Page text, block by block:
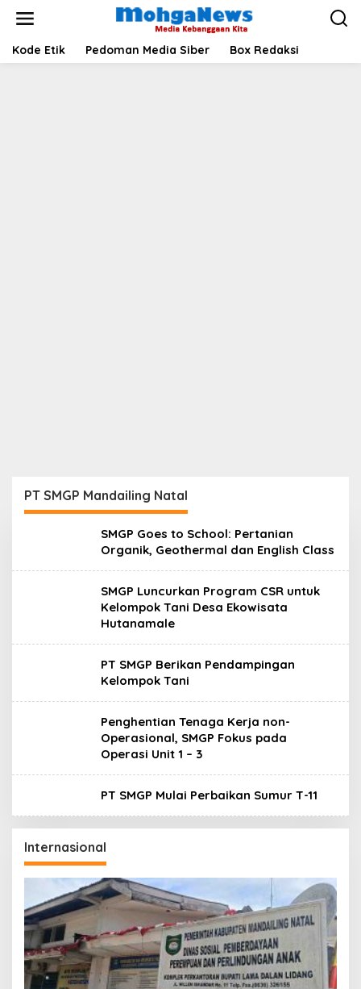
Kode Etik Pedoman Media Siber Box Redaksi
PT SMGP Mandailing Natal
SMGP Goes to School: Pertanian
Organik, Geothermal dan English Class
SMGP Luncurkan Program CSR untuk
Kelompok Tani Desa Ekowisata
Hutanamale
PT SMGP Berikan Pendampingan
Kelompok Tani
Penghentian Tenaga Kerja non-
Operasional, SMGP Fokus pada
Operasi Unit 1 – 3
PT SMGP Mulai Perbaikan Sumur T-11
Internasional